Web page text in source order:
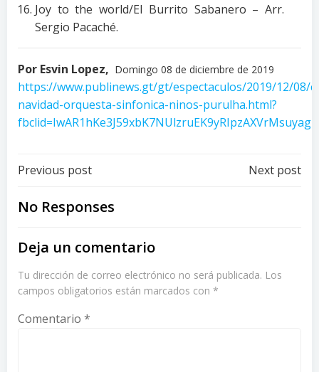
Joy to the world/El Burrito Sabanero – Arr.
Sergio Pacaché.
Por Esvin Lopez, Domingo 08 de diciembre de 2019
https://www.publinews.gt/gt/espectaculos/2019/12/08/
navidad-orquesta-sinfonica-ninos-purulha.html?
Post
navigation
Previous post Next post
No Responses
Deja un comentario
Tu dirección de correo electrónico no será publicada. Los
campos obligatorios están marcados con *
Comentario *